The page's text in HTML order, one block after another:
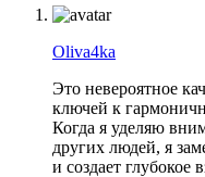
Oliva4ka
Это невероятное
ключей к
Когда я уделяю
других людей, я
и создает глубокое